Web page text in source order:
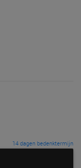
14 dagen bedenktermijn